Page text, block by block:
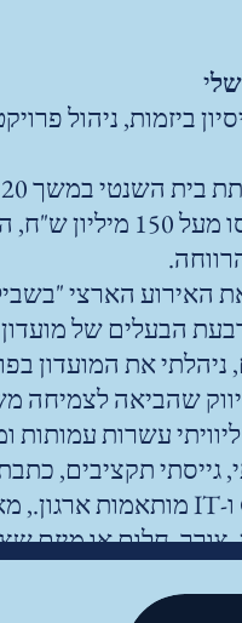
י
ניסיון ביזמות,
קמפיינים
האירוע הארצי
ניהלתי את המועדון
שהביאה לצמיחה
עשרות עמותות
גייסתי תקציבים,
צורך, חלום או מיזם